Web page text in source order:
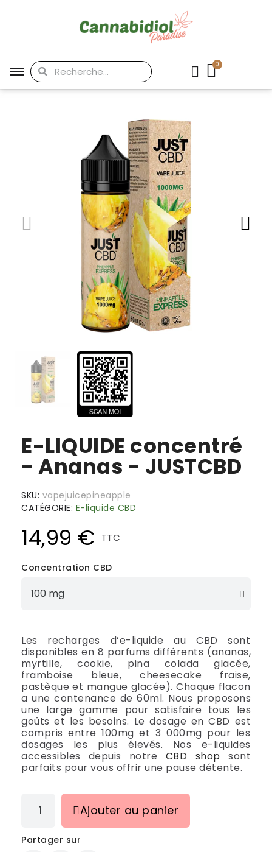
E-LIQUIDE concentré
- Ananas - JUSTCBD
SKU vapejuicepineapple
CATÉGORIE E-liquide CBD
14,99 € TTC
Concentration CBD
Les recharges d’e-liquide au CBD sont
disponibles en 8 parfums différents (ananas,
myrtille, cookie, pina colada glacée,
framboise bleue, cheesecake fraise,
pastèque et mangue glacée). Chaque flacon
a une contenance de 60ml. Nous proposons
une large gamme pour satisfaire tous les
goûts et les besoins. Le dosage en CBD est
compris entre 100mg et 3 000mg pour les
dosages les plus élevés. Nos e-liquides
accessibles depuis notre CBD shop sont
parfaits pour vous offrir une pause détente.
Ajouter au panier
Partager sur